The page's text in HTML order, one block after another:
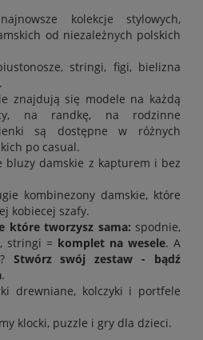
kolekcje stylowych,
od niezależnych polskich
stringi, figi, bielizna
znajdują się modele na każdą
na randkę, na rodzinne
są dostępne w różnych
po casual.
bluzy damskie z kapturem i bez
kombinezony damskie, które
kobiecej szafy.
które tworzysz sama: spodnie,
, stringi = komplet na wesele. A
Stwórz swój zestaw - bądź
.
drewniane, kolczyki i portfele
klocki, puzzle i gry dla dzieci.